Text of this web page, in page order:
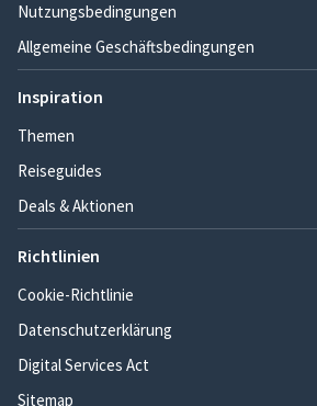
Nutzungsbedingungen
Allgemeine Geschäftsbedingungen
Inspiration
Themen
Reiseguides
Deals & Aktionen
Richtlinien
Cookie-Richtlinie
Datenschutzerklärung
Digital Services Act
Sitemap